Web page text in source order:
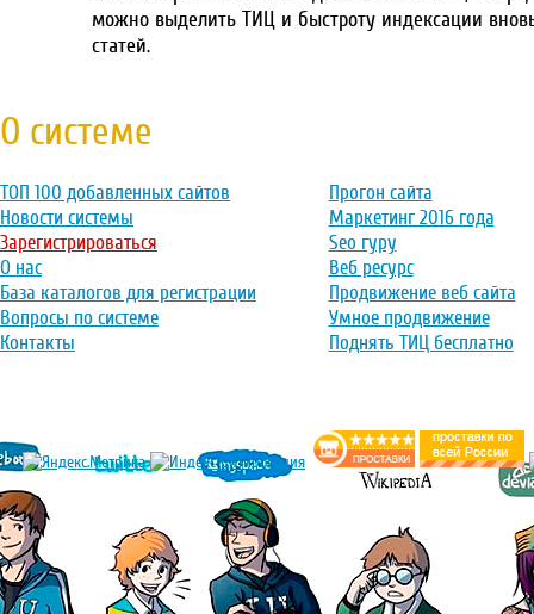
можно выделить ТИЦ и быстроту индексации
статей.
О системе
ТОП 100 добавленных сайтов
Новости системы
Зарегистрироваться
О нас
База каталогов для регистрации
Вопросы по системе
Контакты
Прогон сайта
Маркетинг 2016 года
Seo гуру
Веб ресурс
Продвижение веб сайта
Умное продвижение
Поднять ТИЦ бесплатно